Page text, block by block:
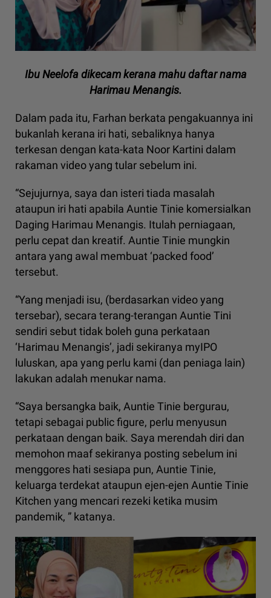
Ibu Neelofa dikecam kerana mahu daftar nama
Harimau Menangis.
Dalam pada itu, Farhan berkata pengakuannya ini
bukanlah kerana iri hati, sebaliknya hanya
terkesan dengan kata-kata Noor Kartini dalam
rakaman video yang tular sebelum ini.
“Sejujurnya, saya dan isteri tiada masalah
ataupun iri hati apabila Auntie Tinie komersialkan
Daging Harimau Menangis. Itulah perniagaan,
perlu cepat dan kreatif. Auntie Tinie mungkin
antara yang awal membuat ‘packed food’
tersebut.
“Yang menjadi isu, (berdasarkan video yang
tersebar), secara terang-terangan Auntie Tini
sendiri sebut tidak boleh guna perkataan
‘Harimau Menangis’, jadi sekiranya myIPO
luluskan, apa yang perlu kami (dan peniaga lain)
lakukan adalah menukar nama.
“Saya bersangka baik, Auntie Tinie bergurau,
tetapi sebagai public figure, perlu menyusun
perkataan dengan baik. Saya merendah diri dan
memohon maaf sekiranya posting sebelum ini
menggores hati sesiapa pun, Auntie Tinie,
keluarga terdekat ataupun ejen-ejen Auntie Tinie
Kitchen yang mencari rezeki ketika musim
pandemik, ” katanya.